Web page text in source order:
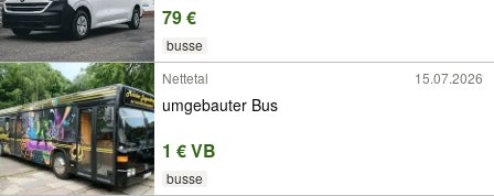
79 €
busse
Nettetal
15.07.2026
umgebauter Bus
1 € VB
busse